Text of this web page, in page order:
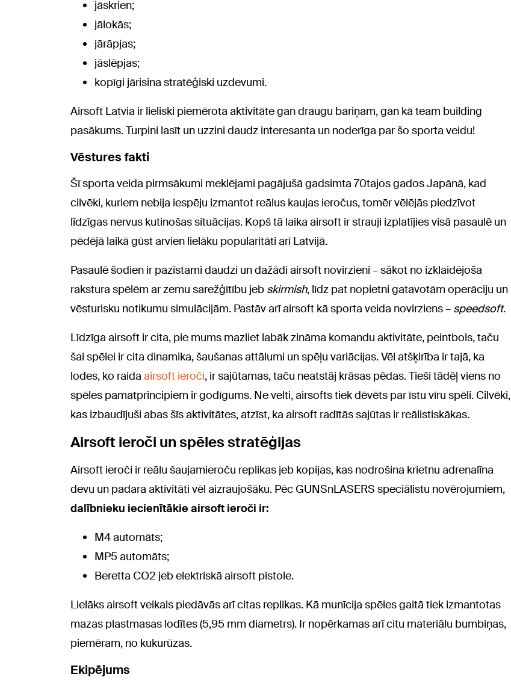
jāskrien;
jālokās;
jārāpjas;
jāslēpjas;
kopīgi jārisina stratēģiski uzdevumi.
Airsoft Latvia ir lieliski piemērota aktivitāte gan draugu bariņam, gan kā team building
pasākums. Turpini lasīt un uzzini daudz interesanta un noderīga par šo sporta veidu!
Vēstures fakti
Šī sporta veida pirmsākumi meklējami pagājušā gadsimta 70tajos gados Japānā, kad
cilvēki, kuriem nebija iespēju izmantot reālus kaujas ieročus, tomēr vēlējās piedzīvot
līdzīgas nervus kutinošas situācijas. Kopš tā laika airsoft ir strauji izplatījies visā pasaulē un
pēdējā laikā gūst arvien lielāku popularitāti arī Latvijā.
Pasaulē šodien ir pazīstami daudzi un dažādi airsoft novirzieni – sākot no izklaidējoša
rakstura spēlēm ar zemu sarežģītību jeb skirmish, līdz pat nopietni gatavotām operāciju un
vēsturisku notikumu simulācijām. Pastāv arī airsoft kā sporta veida novirziens – speedsoft.
Līdzīga airsoft ir cita, pie mums mazliet labāk zināma komandu aktivitāte, peintbols, taču
šai spēlei ir cita dinamika, šaušanas attālumi un spēļu variācijas. Vēl atšķirība ir tajā, ka
lodes, ko raida airsoft ieroči, ir sajūtamas, taču neatstāj krāsas pēdas. Tieši tādēļ viens no
spēles pamatprincipiem ir godīgums. Ne velti, airsofts tiek dēvēts par īstu vīru spēli. Cilvēki,
kas izbaudījuši abas šīs aktivitātes, atzīst, ka airsoft radītās sajūtas ir reālistiskākas.
Airsoft ieroči un spēles stratēģijas
Airsoft ieroči ir reālu šaujamieroču replikas jeb kopijas, kas nodrošina krietnu adrenalīna
devu un padara aktivitāti vēl aizraujošāku. Pēc GUNSnLASERS speciālistu novērojumiem,
dalībnieku iecienītākie airsoft ieroči ir:
M4 automāts;
MP5 automāts;
Beretta CO2 jeb elektriskā airsoft pistole.
Lielāks airsoft veikals piedāvās arī citas replikas. Kā munīcija spēles gaitā tiek izmantotas
mazas plastmasas lodītes (5,95 mm diametrs). Ir nopērkamas arī citu materiālu bumbiņas,
piemēram, no kukurūzas.
Ekipējums